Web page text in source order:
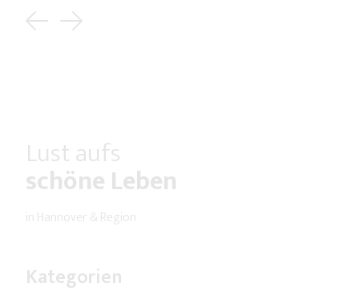
Previous
Lust aufs
schöne Leben
in Hannover & Region
Kategorien